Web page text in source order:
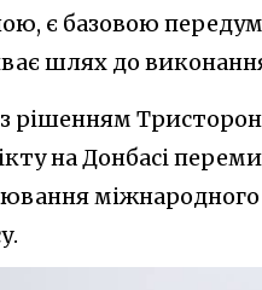
є базовою
шлях до
з рішенням
на Донбасі
міжнародного